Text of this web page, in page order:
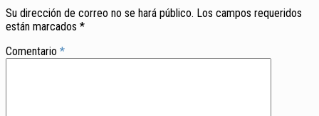
Su dirección de correo no se hará público. Los campos requeridos
están marcados *
Comentario *